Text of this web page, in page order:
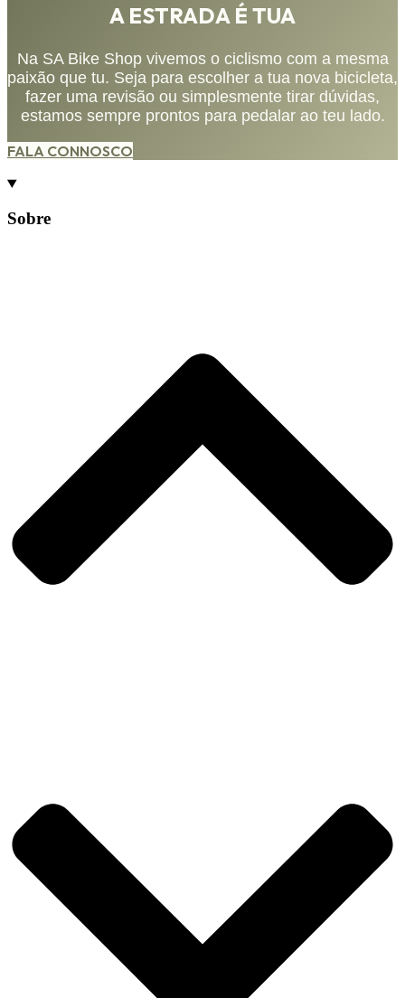
A ESTRADA É TUA
Na SA Bike Shop vivemos o ciclismo com a mesma
paixão que tu. Seja para escolher a tua nova bicicleta,
fazer uma revisão ou simplesmente tirar dúvidas,
estamos sempre prontos para pedalar ao teu lado.
FALA CONNOSCO
Sobre